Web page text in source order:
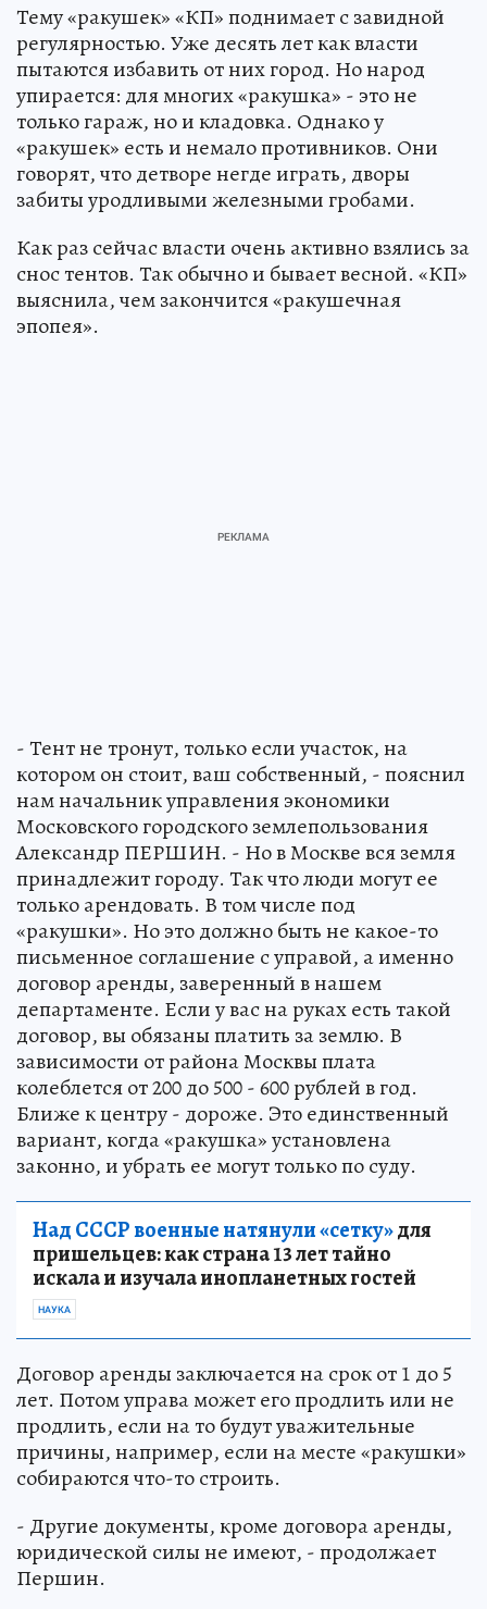
Тему «ракушек» «КП» поднимает с завидной
регулярностью. Уже десять лет как власти
пытаются избавить от них город. Но народ
упирается: для многих «ракушка» - это не
только гараж, но и кладовка. Однако у
«ракушек» есть и немало противников. Они
говорят, что детворе негде играть, дворы
забиты уродливыми железными гробами.
Как раз сейчас власти очень активно взялись за
снос тентов. Так обычно и бывает весной. «КП»
выяснила, чем закончится «ракушечная
эпопея».
- Тент не тронут, только если участок, на
котором он стоит, ваш собственный, - пояснил
нам начальник управления экономики
Московского городского землепользования
Александр ПЕРШИН. - Но в Москве вся земля
принадлежит городу. Так что люди могут ее
только арендовать. В том числе под
«ракушки». Но это должно быть не какое-то
письменное соглашение с управой, а именно
договор аренды, заверенный в нашем
департаменте. Если у вас на руках есть такой
договор, вы обязаны платить за землю. В
зависимости от района Москвы плата
колеблется от 200 до 500 - 600 рублей в год.
Ближе к центру - дороже. Это единственный
вариант, когда «ракушка» установлена
законно, и убрать ее могут только по суду.
Над СССР военные натянули «сетку»для
пришельцев: как страна 13 лет тайно
искала и изучала инопланетных гостей
НАУКА
Договор аренды заключается на срок от 1 до 5
лет. Потом управа может его продлить или не
продлить, если на то будут уважительные
причины, например, если на месте «ракушки»
собираются что-то строить.
- Другие документы, кроме договора аренды,
юридической силы не имеют, - продолжает
Першин.